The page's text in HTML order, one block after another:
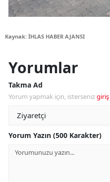
Kaynak: İHLAS HABER AJANSI
Yorumlar
Takma Ad
Yorum yapmak için, istersenizgiriş
Yorum Yazın (500 Karakter)